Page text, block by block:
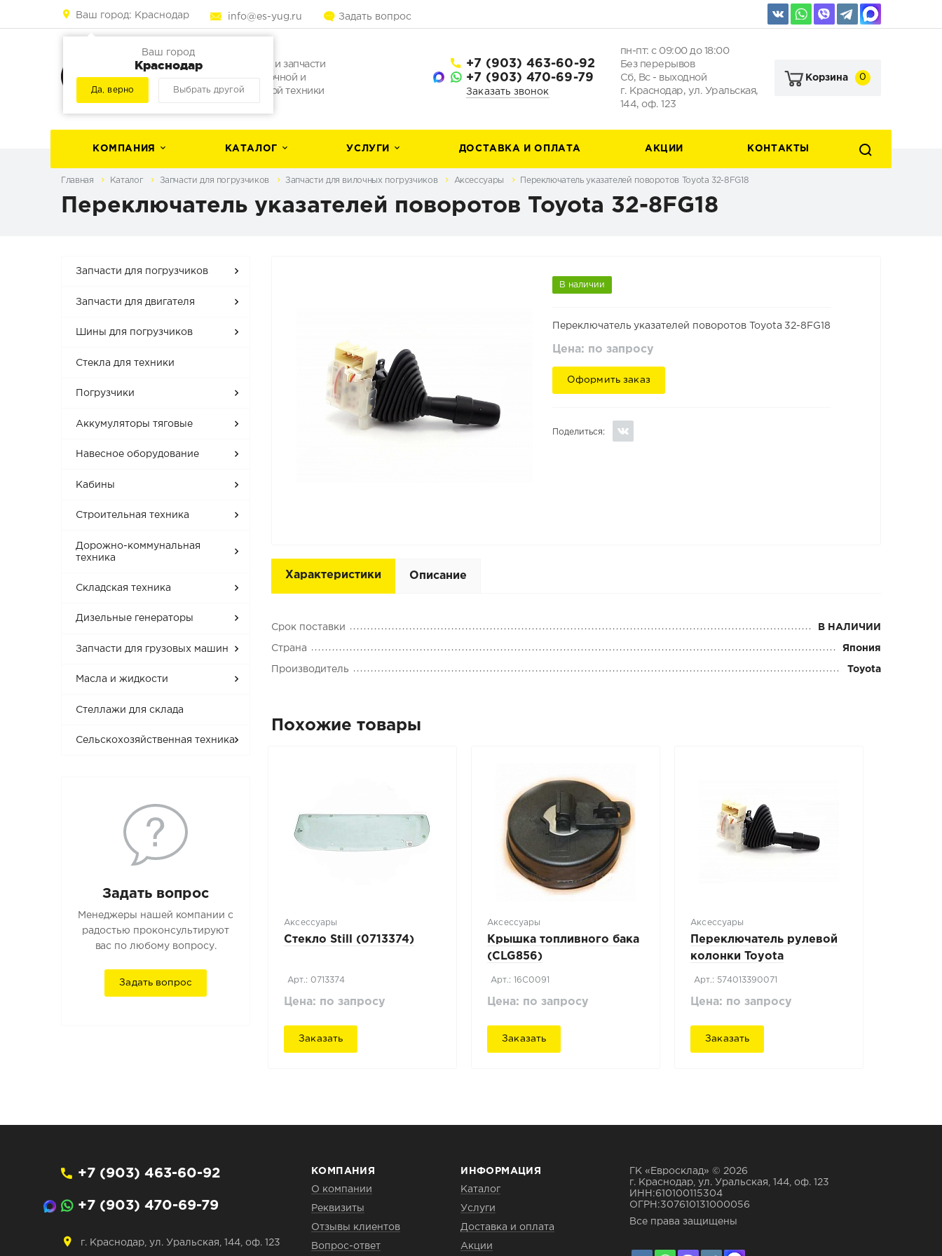
Ваш город: Краснодар
Ваш город
Краснодар
Да, верно Выбрать другой
info@es-yug.ru Задать вопрос
Погрузчики и запчасти
для погрузочной и
строительной техники
+7 (903) 463-60-92
+7 (903) 470-69-79
Заказать звонок
пн-пт: с 09:00 до 18:00
Без перерывов
Сб, Вс - выходной
г. Краснодар, ул. Уральская,
144, оф. 123
Корзина 0
КОМПАНИЯ КАТАЛОГ УСЛУГИ ДОСТАВКА И ОПЛАТА АКЦИИ КОНТАКТЫ
Главная Каталог Запчасти для погрузчиков Запчасти для вилочных погрузчиков Аксессуары Переключатель указателей поворотов Toyota 32-8FG18
Переключатель указателей поворотов Toyota 32-8FG18
Запчасти для погрузчиков
Запчасти для двигателя
Шины для погрузчиков
Стекла для техники
Погрузчики
Аккумуляторы тяговые
Навесное оборудование
Кабины
Строительная техника
Дорожно-коммунальная
техника
Складская техника
Дизельные генераторы
Запчасти для грузовых машин
Масла и жидкости
Стеллажи для склада
Сельскохозяйственная техника
Задать вопрос
Менеджеры нашей компании с
радостью проконсультируют
вас по любому вопросу.
Задать вопрос
В наличии
Переключатель указателей поворотов Toyota 32-8FG18
Цена: по запросу
Оформить заказ
Поделиться:
Характеристики Описание
Срок поставки В НАЛИЧИИ
Страна Япония
Производитель Toyota
Похожие товары
Аксессуары
Стекло Still (0713374)
Арт.: 0713374
Цена: по запросу
Заказать
Аксессуары
Крышка топливного бака
(CLG856)
Арт.: 16C0091
Цена: по запросу
Заказать
Аксессуары
Переключатель рулевой
колонки Toyota
Арт.: 574013390071
Цена: по запросу
Заказать
+7 (903) 463-60-92
+7 (903) 470-69-79
г. Краснодар, ул. Уральская, 144, оф. 123
КОМПАНИЯ
О компании
Реквизиты
Отзывы клиентов
Вопрос-ответ
ИНФОРМАЦИЯ
Каталог
Услуги
Доставка и оплата
Акции
ГК «Евросклад» © 2026
г. Краснодар, ул. Уральская, 144, оф. 123
ИНН:610100115304
ОГРН:307610131000056
Все права защищены